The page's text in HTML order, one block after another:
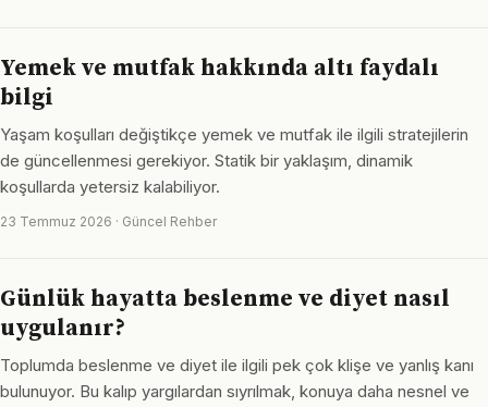
Yemek ve mutfak hakkında altı faydalı
bilgi
Yaşam koşulları değiştikçe yemek ve mutfak ile ilgili stratejilerin
de güncellenmesi gerekiyor. Statik bir yaklaşım, dinamik
koşullarda yetersiz kalabiliyor.
23 Temmuz 2026 · Güncel Rehber
Günlük hayatta beslenme ve diyet nasıl
uygulanır?
Toplumda beslenme ve diyet ile ilgili pek çok klişe ve yanlış kanı
bulunuyor. Bu kalıp yargılardan sıyrılmak, konuya daha nesnel ve